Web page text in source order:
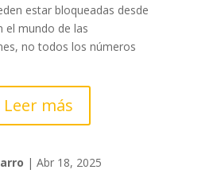
estar bloqueadas desde
el mundo de las
no todos los números
Leer más
| Abr 18, 2025